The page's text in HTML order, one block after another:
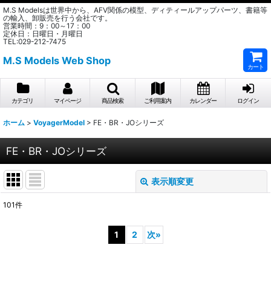
M.S Modelsは世界中から、AFV関係の模型、ディティールアップパーツ、書籍等
の輸入、卸販売を行う会社です。
営業時間：9：00～17：00
定休日：日曜日・月曜日
TEL:029-212-7475
M.S Models Web Shop
カート
カテゴリ マイページ 商品検索 ご利用案内 カレンダー ログイン
ホーム > VoyagerModel > FE・BR・JOシリーズ
FE・BR・JOシリーズ
表示順変更
101件
1 2 次»